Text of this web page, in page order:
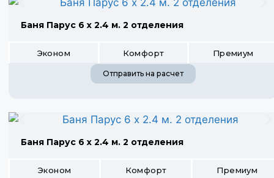
Баня Парус 6 х 2.4 м. 2 отделения
Эконом Комфорт Премиум
Отправить на расчет
Баня Парус 6 х 2.4 м. 2 отделения
Эконом Комфорт Премиум